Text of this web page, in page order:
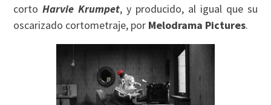
cortoHarvie Krumpet, y producido, al igual que su
oscarizado cortometraje, por Melodrama Pictures.